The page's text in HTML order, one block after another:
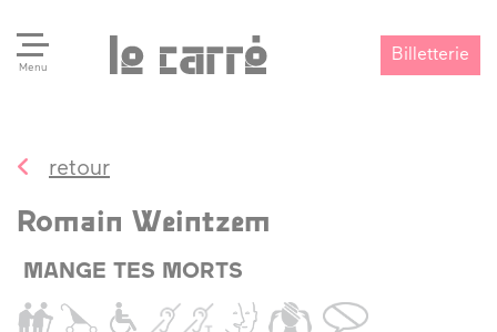
Menu
Billetterie
retour
Romain Weintzem
MANGE TES MORTS